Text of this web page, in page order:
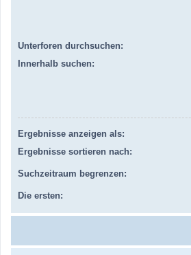
Unterforen durchsuchen:
Innerhalb suchen:
Ergebnisse anzeigen als:
Ergebnisse sortieren nach:
Suchzeitraum begrenzen:
Die ersten: